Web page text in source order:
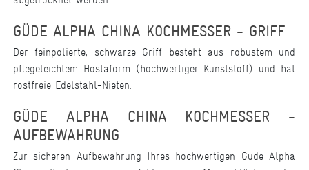
GÜDE ALPHA CHINA KOCHMESSER - GRIFF
Der feinpolierte, schwarze Griff besteht aus robustem und
pflegeleichtem Hostaform (hochwertiger Kunststoff) und hat
rostfreie Edelstahl-Nieten.
GÜDE ALPHA CHINA KOCHMESSER -
AUFBEWAHRUNG
Zur sicheren Aufbewahrung Ihres hochwertigen Güde Alpha